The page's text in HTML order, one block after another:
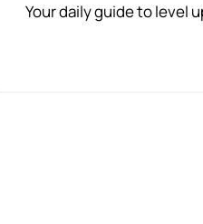
Your daily guide to level